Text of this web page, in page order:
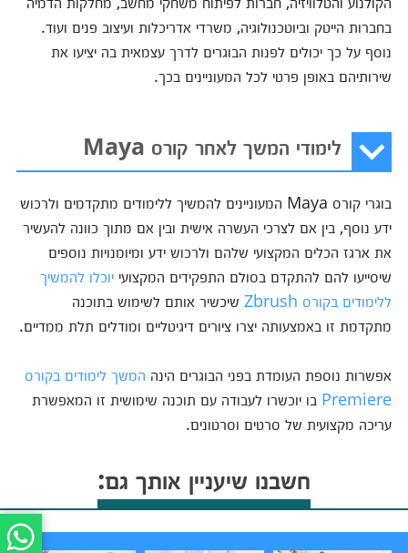
בחברות הייטק וביוטכנולוגיה, משרדי אדריכלות ועיצוב פנים ועוד.
נוסף על כך יכולים לפנות הבוגרים לדרך עצמאית בה יציעו את
שירותיהם באופן פרטי לכל המעוניינים בכך.
לימודי המשך לאחר קורס Maya
בוגרי קורס Maya המעוניינים להמשיך ללימודים מתקדמים ולרכוש
ידע נוסף, בין אם לצרכי העשרה אישית ובין אם מתוך כוונה להעשיר
את ארגז הכלים המקצועי שלהם ולרכוש ידע ומיומנויות נוספים
שיסייעו להם להתקדם בסולם התפקידים המקצועי יוכלו להמשיך
ללימודים בקורס Zbrush
שיכשיר אותם לשימוש בתוכנה
מתקדמת זו באמצעותה יצרו ציורים דיגיטליים ומודלים תלת ממדיים.
אפשרות נוספת העומדת בפני הבוגרים הינה המשך לימודים בקורס
Premiere בו יוכשרו לעבודה עם תוכנה שימושית זו המאפשרת
עריכה מקצועית של סרטים וסרטונים.
חשבנו שיעניין אותך גם: